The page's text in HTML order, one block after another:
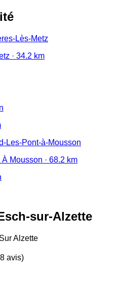
Lès-Metz
· 34.2 km
Les-Pont-à-Mousson
Mousson · 68.2 km
sur-Alzette
Alzette
8 avis)